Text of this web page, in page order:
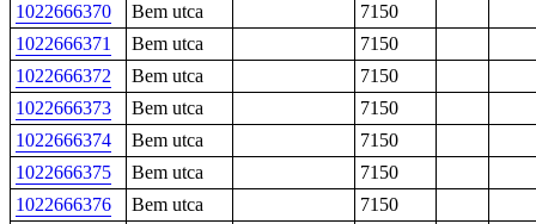
1022666370
Bem utca
7150
1022666371
Bem utca
7150
1022666372
Bem utca
7150
1022666373
Bem utca
7150
1022666374
Bem utca
7150
1022666375
Bem utca
7150
1022666376
Bem utca
7150